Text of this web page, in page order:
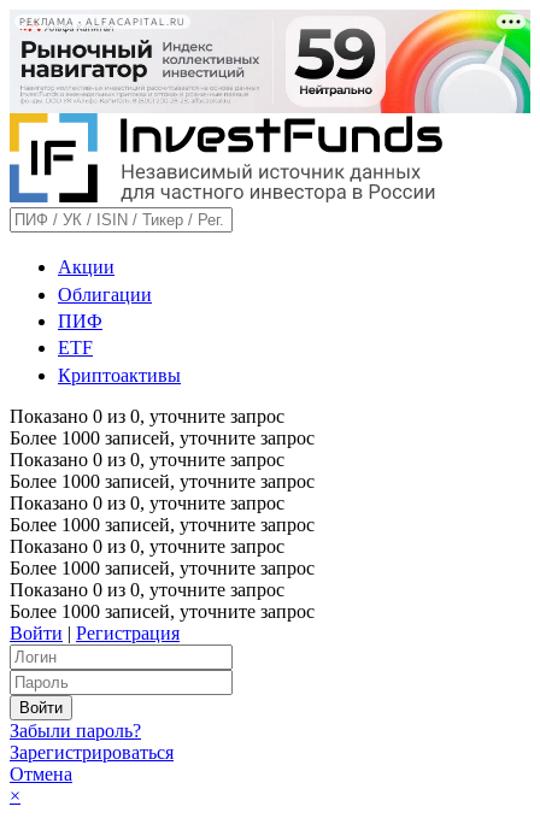
РЕКЛАМА • ALFACAPITAL.RU
Акции
Облигации
ПИФ
ETF
Криптоактивы
Показано 0 из 0, уточните запрос
Более 1000 записей, уточните запрос
Показано 0 из 0, уточните запрос
Более 1000 записей, уточните запрос
Показано 0 из 0, уточните запрос
Более 1000 записей, уточните запрос
Показано 0 из 0, уточните запрос
Более 1000 записей, уточните запрос
Показано 0 из 0, уточните запрос
Более 1000 записей, уточните запрос
Войти | Регистрация
Забыли пароль?
Зарегистрироваться
Отмена
×